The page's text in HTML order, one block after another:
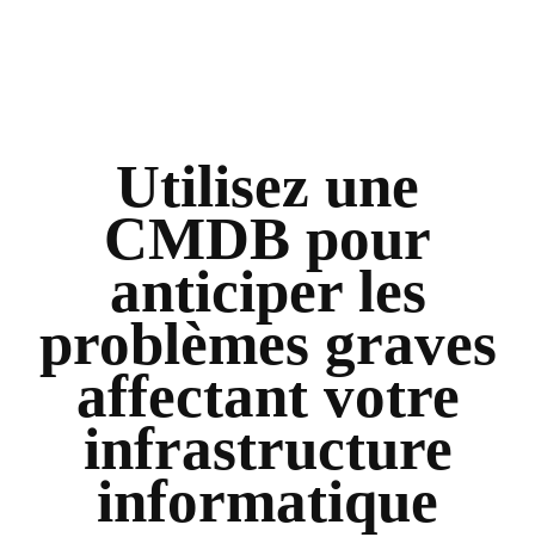
Utilisez une
CMDB pour
anticiper les
problèmes graves
affectant votre
infrastructure
informatique